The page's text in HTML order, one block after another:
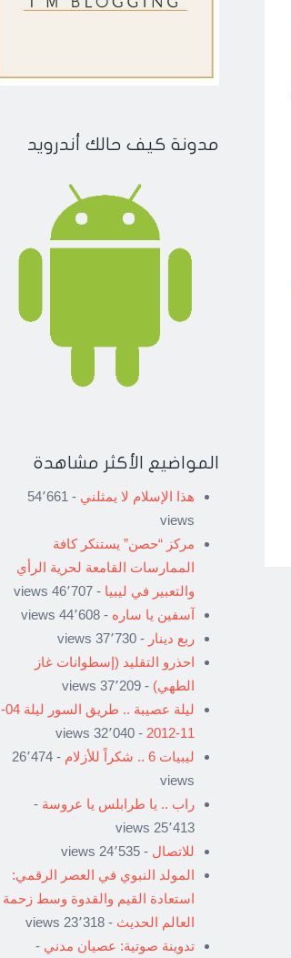
مدونة كيف حالك أندرويد
المواضيع الأكثر مشاهدة
هذا الإسلام لا يمثلني
- 54٬661
views
مركز “حصن” يستنكر كافة
الممارسات القامعة لحرية الرأي
والتعبير في ليبيا - 46٬707 views
آسفين يا ساره - 44٬608 views
ربع دينار - 37٬730 views
احذرو التقليد (إسطوانات غاز
الطهي) - 37٬209 views
ليلة عصيبة .. طريق السور ليلة 04-
11-2012
- 32٬040 views
ليبيات 6 .. شكراً للأزلام
- 26٬474
views
راب .. يا طرابلس يا عروسة -
25٬413 views
للاتصال - 24٬535 views
المولد النبوي في العصر الرقمي:
استعادة القيم والقدوة وسط زحمة
العالم الحديث - 23٬318 views
تدوينة صوتية: عصيان مدني -